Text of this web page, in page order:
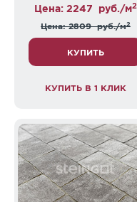
Цена: 2247 руб./м2
Цена: 2809руб./м2
КУПИТЬ
КУПИТЬ В 1 КЛИК